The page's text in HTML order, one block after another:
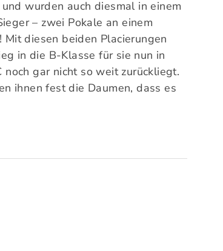
wurden auch diesmal in einem
– zwei Pokale an einem
diesen beiden Placierungen
in die B-Klasse für sie nun in
gar nicht so weit zurückliegt.
ihnen fest die Daumen, dass es